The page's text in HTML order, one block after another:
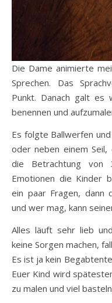
Die Dame animierte
Sprechen. Das
Punkt. Danach galt es
benennen und
Es folgte Ballwerfen
oder neben einem
die Betrachtung von
Emotionen die Kinder
ein paar Fragen, dann
und wer mag, kann
Alles läuft sehr lieb
keine Sorgen machen,
Es ist ja kein
Euer Kind wird
zu malen und viel